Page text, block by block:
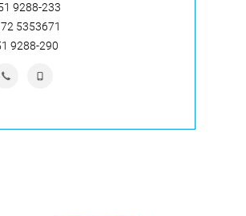
9288-233
5353671
9288-290